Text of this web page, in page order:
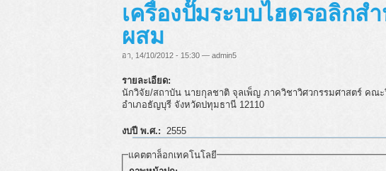
เครื่องปั๊มระบบไฮดรอลิก
ผสม
อา, 14/10/2012 - 15:30 — admin5
รายละเอียด:
นักวิจัย/สถาบัน นายกุลชาติ จุลเพ็ญ ภาควิชาวิศวกรรมศาสตร์ คณ
อำเภอธัญบุรี จังหวัดปทุมธานี 12110
งบปี พ.ศ.: 2555
แคตตาล็อกเทคโนโลยี